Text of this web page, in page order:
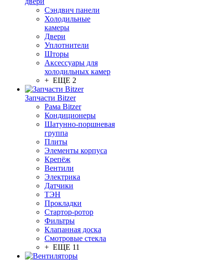
Сэндвич панели
Холодильные
камеры
Двери
Уплотнители
Шторы
Аксессуары для
холодильных камер
+ ЕЩЕ 2
Запчасти Bitzer
Рама Bitzer
Кондиционеры
Шатунно-поршневая
группа
Плиты
Элементы корпуса
Крепёж
Вентили
Электрика
Датчики
ТЭН
Прокладки
Стартор-ротор
Фильтры
Клапанная доска
Смотровые стекла
+ ЕЩЕ 11